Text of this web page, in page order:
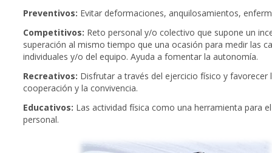
Preventivos: Evitar deformaciones, anquilosamientos,
Competitivos: Reto personal y/o colectivo que supone un
superación al mismo tiempo que una ocasión para medir las
individuales y/o del equipo. Ayuda a fomentar la autonomía.
Recreativos: Disfrutar a través del ejercicio físico y favorecer
cooperación y la convivencia.
Educativos: Las actividad física como una herramienta para
personal.